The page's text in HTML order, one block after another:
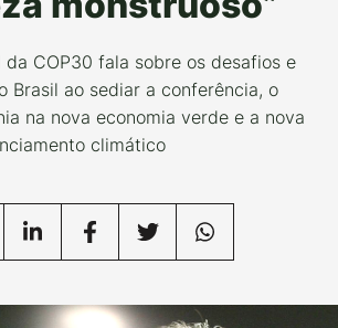
da COP30 fala sobre os desafios e
Brasil ao sediar a conferência, o
na nova economia verde e a nova
climático